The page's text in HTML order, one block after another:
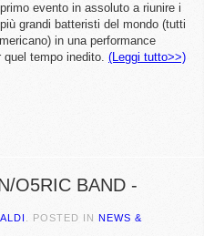
primo evento in assoluto a riunire i
più grandi batteristi del mondo (tutti
in una performance
tempo inedito. (Leggi tutto>>)
O5RIC BAND -
. POSTED IN NEWS &